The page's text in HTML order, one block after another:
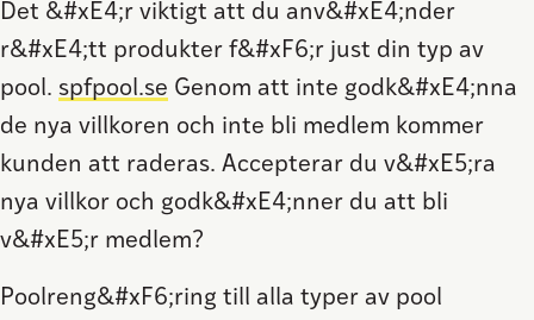
Det &#xE4;r viktigt att du anv&#xE4;nder
r&#xE4;tt produkter f&#xF6;r just din typ av
pool. spfpool.se Genom att inte godk&#xE4;nna
de nya villkoren och inte bli medlem kommer
kunden att raderas. Accepterar du v&#xE5;ra
nya villkor och godk&#xE4;nner du att bli
v&#xE5;r medlem?
Poolreng&#xF6;ring till alla typer av pool